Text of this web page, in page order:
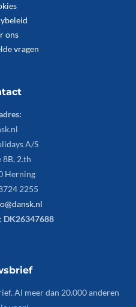
ons
vragen
A/S
8B, 2.th
Herning
2255
DK26347688
Al meer dan 20.000 anderen